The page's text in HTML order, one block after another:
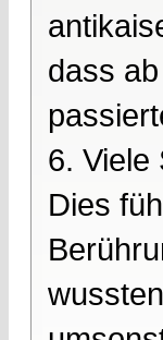
dass
6. Viele
Dies